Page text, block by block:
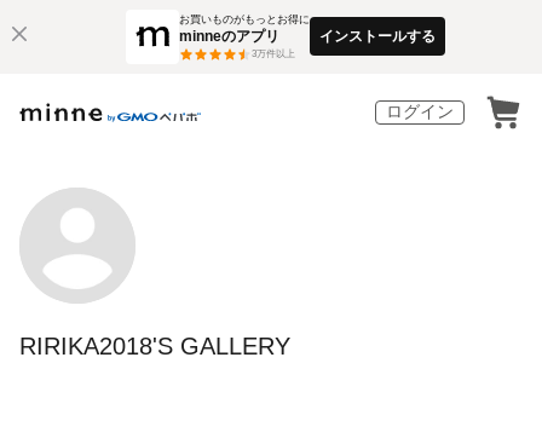
お買いものがもっとお得に
minneのアプリ
3万件以上
インストールする
ログイン
RIRIKA2018'S GALLERY